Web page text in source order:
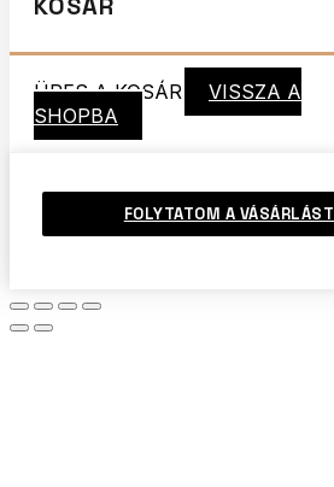
ÜRES A KOSÁR
VISSZA A
SHOPBA
FOLYTATOM A VÁSÁRLÁST